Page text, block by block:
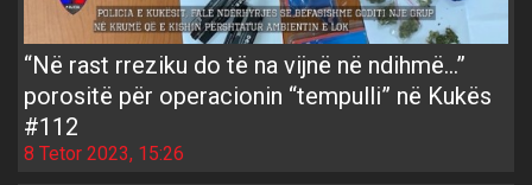
“Në rast rreziku do të na vijnë në ndihmë...”
porositë për operacionin “tempulli” në Kukës
#112
8 Tetor 2023, 15:26